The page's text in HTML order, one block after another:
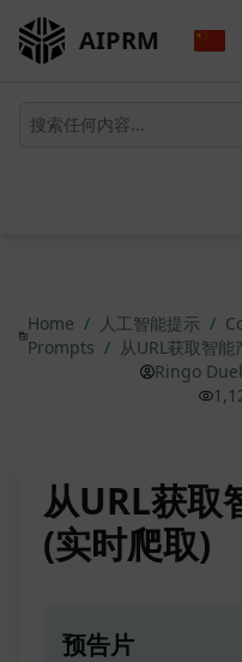
AIPRM
Home / 人工智能提示 /
Prompts / 从URL获取智
Ringo
从URL获取
(实时爬取)
预告片